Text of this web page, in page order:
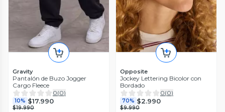
Gravity
Pantalón de Buzo Jogger
Cargo Fleece
0(0)
10% $17.990
$19.990
Opposite
Jockey Lettering Bicolor con
Bordado
0(0)
70% $2.990
$9.990